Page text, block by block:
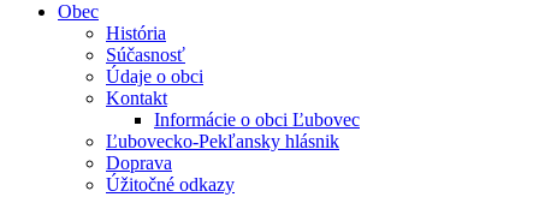
Obec
História
Súčasnosť
Údaje o obci
Kontakt
Informácie o obci Ľubovec
Ľubovecko-Pekľansky hlásnik
Doprava
Úžitočné odkazy